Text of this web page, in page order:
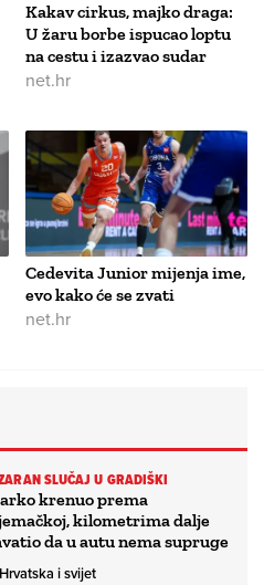
Kakav cirkus, majko draga:
U žaru borbe ispucao loptu
na cestu i izazvao sudar
net.hr
Cedevita Junior mijenja ime,
evo kako će se zvati
net.hr
SLUČAJ U GRADIŠKI
krenuo prema
kilometrima dalje
da u autu nema supruge
Hrvatska i svijet